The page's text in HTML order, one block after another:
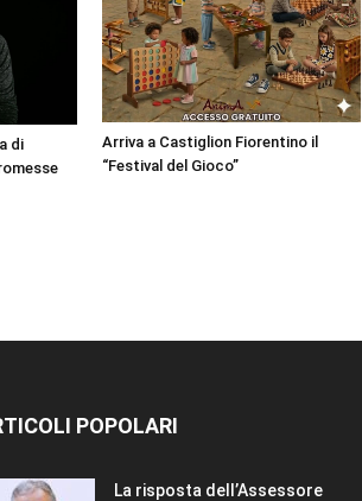
di
Arriva a Castiglion Fiorentino il
“Festival del Gioco”
POPOLARI
La risposta dell’Assessore